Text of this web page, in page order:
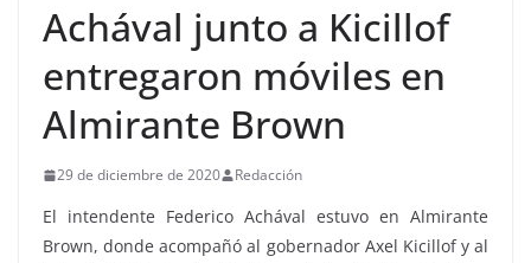
Achával junto a Kicillof
entregaron móviles en
Almirante Brown
29 de diciembre de 2020 Redacción
El intendente Federico Achával estuvo en Almirante
Brown, donde acompañó al gobernador Axel Kicillof y al